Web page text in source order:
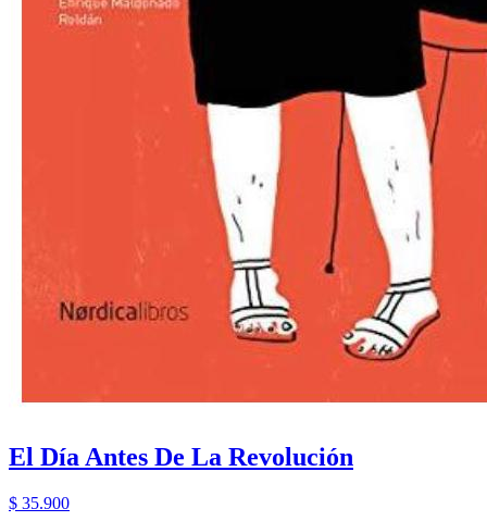
El Día Antes De La Revolución
$ 35.900